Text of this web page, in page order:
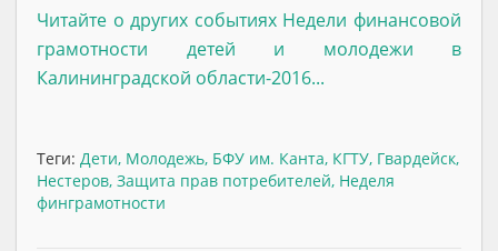
Читайте о других событиях Недели финансовой
грамотности детей и молодежи в
Калининградской области-2016...
Теги: Дети, Молодежь, БФУ им. Канта, КГТУ, Гвардейск,
Нестеров, Защита прав потребителей, Неделя
финграмотности